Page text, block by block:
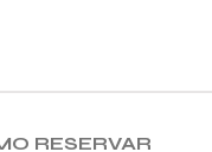
RESERVAR